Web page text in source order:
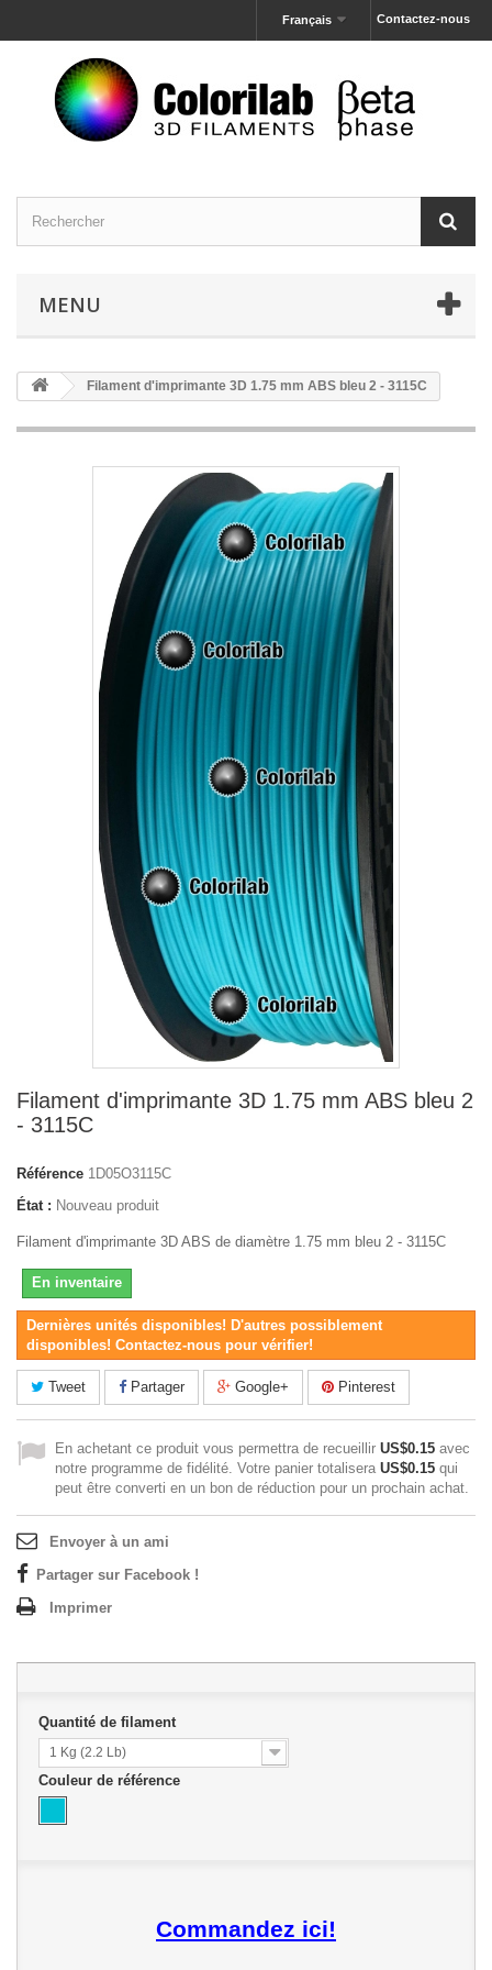
Contactez-nous
Français
MENU
Filament d'imprimante 3D 1.75 mm ABS bleu 2 - 3115C
Filament d'imprimante 3D 1.75 mm ABS bleu 2
- 3115C
Référence 1D05O3115C
État : Nouveau produit
Filament d'imprimante 3D ABS de diamètre 1.75 mm bleu 2 - 3115C
En inventaire
Dernières unités disponibles! D'autres possiblement
disponibles! Contactez-nous pour vérifier!
Tweet Partager Google+ Pinterest
En achetant ce produit vous permettra de recueillir US$0.15 avec
notre programme de fidélité. Votre panier totalisera US$0.15 qui
peut être converti en un bon de réduction pour un prochain achat.
Envoyer à un ami
Partager sur Facebook !
Imprimer
Quantité de filament
1 Kg (2.2 Lb)
Couleur de référence
Commandez ici!